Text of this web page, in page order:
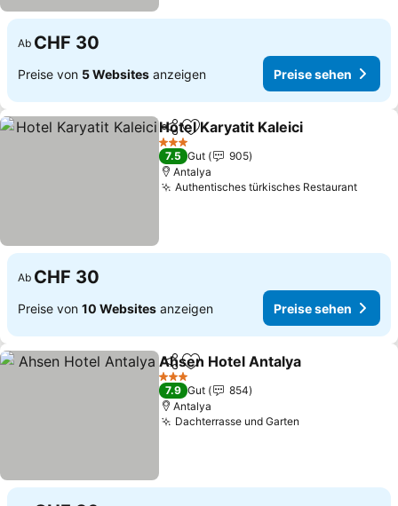
Ab CHF 30
Preise von 5 Websites anzeigen Preise sehen
TeilenZu Favoriten hinzufügen
Hotel Karyatit Kaleici
3 Sterne
7.5 Gut
905
Antalya
Authentisches türkisches Restaurant
Ab CHF 30
Preise von 10 Websites anzeigen Preise sehen
TeilenZu Favoriten hinzufügen
Ahsen Hotel Antalya
3 Sterne
7.9 Gut
854
Antalya
Dachterrasse und Garten